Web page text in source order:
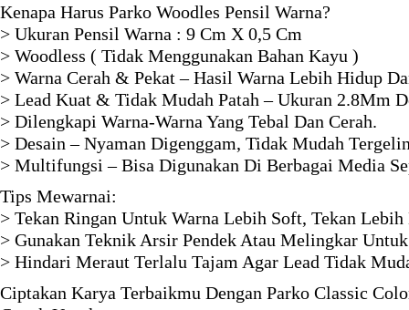
Kenapa Harus Parko Woodles Pensil Warna?
> Ukuran Pensil Warna : 9 Cm X 0,5 Cm
> Woodless ( Tidak Menggunakan Bahan Kayu )
> Warna Cerah & Pekat – Hasil Warna Lebih Hidup
> Lead Kuat & Tidak Mudah Patah – Ukuran 2.8Mm
> Dilengkapi Warna-Warna Yang Tebal Dan Cerah.
> Desain – Nyaman Digenggam, Tidak Mudah
> Multifungsi – Bisa Digunakan Di Berbagai Media
Tips Mewarnai:
> Tekan Ringan Untuk Warna Lebih Soft, Tekan
> Gunakan Teknik Arsir Pendek Atau Melingkar
> Hindari Meraut Terlalu Tajam Agar Lead Tidak
Ciptakan Karya Terbaikmu Dengan Parko Classic